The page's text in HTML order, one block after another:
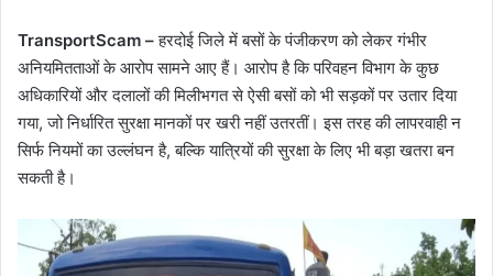
TransportScam –हरदोई जिले में बसों के पंजीकरण को लेकर गंभीर
अनियमितताओं के आरोप सामने आए हैं। आरोप है कि परिवहन विभाग के कुछ
अधिकारियों और दलालों की मिलीभगत से ऐसी बसों को भी सड़कों पर उतार दिया
गया, जो निर्धारित सुरक्षा मानकों पर खरी नहीं उतरतीं। इस तरह की लापरवाही न
सिर्फ नियमों का उल्लंघन है, बल्कि यात्रियों की सुरक्षा के लिए भी बड़ा खतरा बन
सकती है।